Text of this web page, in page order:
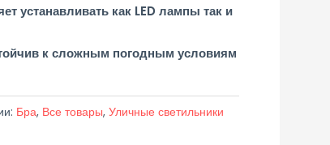
устанавливать как LED лампы так и
к сложным погодным условиям
Бра, Все товары, Уличные светильники